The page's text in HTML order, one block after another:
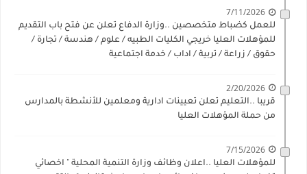
7/11/2026
للعمل كضباط متخصصين ..وزارة الدفاع تعلن عن فتح باب التقديم
للمؤهلات العليا خريجي الكليات الطبيه / علوم / هندسة / تجارة /
حقوق / زراعة / تربية / اداب / خدمة اجتماعية
2/20/2026
قريبا ..التعليم تعلن تعيينات ادارية ومعلمين للأنشطة بالمدارس
من حملة المؤهلات العليا
7/15/2026
للمؤهلات العليا ..اعلان وظائف وزارة التنمية المحلية " اخصائي